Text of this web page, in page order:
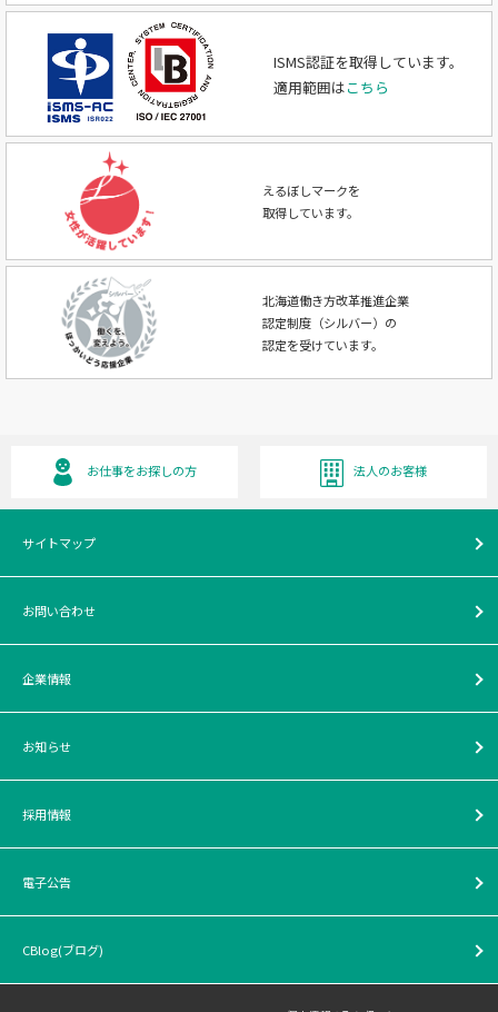
ISMS認証を取得しています。
適用範囲はこちら
えるぼしマークを
取得しています。
北海道働き方改革推進企業
認定制度（シルバー）の
認定を受けています。
お仕事をお探しの方 法人のお客様
サイトマップ
お問い合わせ
企業情報
お知らせ
採用情報
電子公告
CBlog(ブログ)